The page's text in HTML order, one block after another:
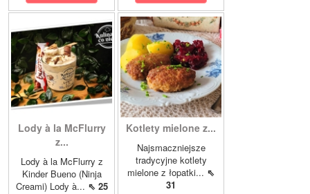
Lody à la McFlurry
z...
Lody à la McFlurry z
Kinder Bueno (Ninja
Creami) Lody à... ⇖ 25
Kotlety mielone z...
Najsmaczniejsze
tradycyjne kotlety
mielone z łopatki... ⇖
31